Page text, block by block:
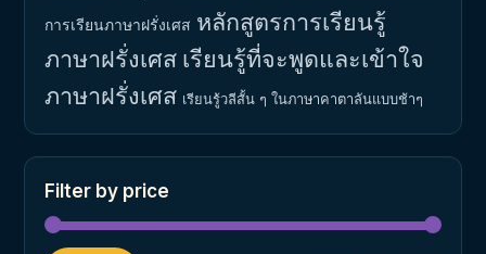
การเรียนภาษาฝรั่งเศส หลักสูตรการเรียนรู้
ภาษาฝรั่งเศส เรียนรู้ที่จะพูดและเข้าใจ
ภาษาฝรั่งเศส เรียนรู้วลีสั้น ๆ ในภาษาคาตาลันแบบช้าๆ
Filter by price